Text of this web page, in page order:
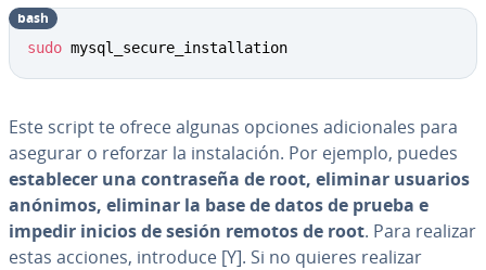
sudo mysql_secure_installation
bash
Este script te ofrece algunas opciones adi­cio­na­les para
asegurar o reforzar la in­s­ta­la­ción. Por ejemplo, puedes
es­ta­ble­cer una co­n­tra­se­ña de root, eliminar usuarios
anónimos, eliminar la base de datos de prueba e
impedir inicios de sesión remotos de root. Para realizar
estas acciones, introduce [Y]. Si no quieres realizar